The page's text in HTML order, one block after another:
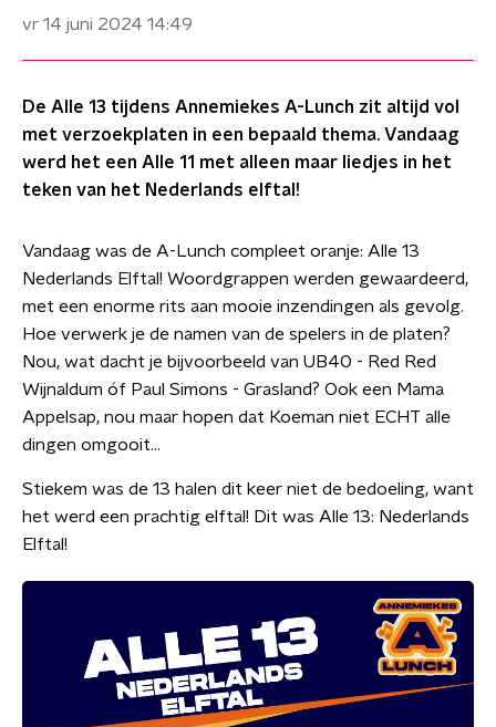
vr 14 juni 2024 14:49
De Alle 13 tijdens Annemiekes A-Lunch zit altijd vol
met verzoekplaten in een bepaald thema. Vandaag
werd het een Alle 11 met alleen maar liedjes in het
teken van het Nederlands elftal!
Vandaag was de A-Lunch compleet oranje: Alle 13
Nederlands Elftal! Woordgrappen werden gewaardeerd,
met een enorme rits aan mooie inzendingen als gevolg.
Hoe verwerk je de namen van de spelers in de platen?
Nou, wat dacht je bijvoorbeeld van UB40 - Red Red
Wijnaldum óf Paul Simons - Grasland? Ook een Mama
Appelsap, nou maar hopen dat Koeman niet ECHT alle
dingen omgooit…
Stiekem was de 13 halen dit keer niet de bedoeling, want
het werd een prachtig elftal! Dit was Alle 13: Nederlands
Elftal!